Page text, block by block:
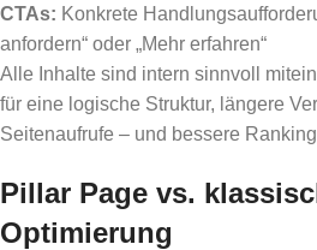
CTAs: Konkrete
anfordern“ oder „Mehr erfahren“
Alle Inhalte sind intern sinnvoll
für eine logische Struktur, längere
Seitenaufrufe – und bessere
Pillar Page vs.
Optimierung